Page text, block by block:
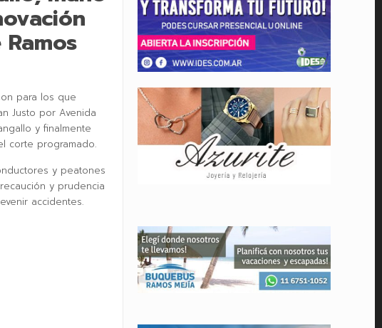
para los que
Justo por Avenida
y finalmente
corte programado.
y peatones
y prudencia
accidentes.